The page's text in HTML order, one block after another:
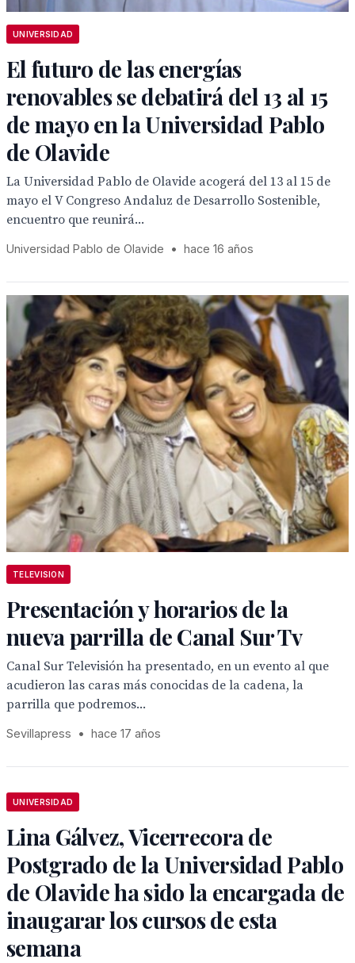
UNIVERSIDAD
El futuro de las energías
renovables se debatirá del 13 al 15
de mayo en la Universidad Pablo
de Olavide
La Universidad Pablo de Olavide acogerá del 13 al 15 de
mayo el V Congreso Andaluz de Desarrollo Sostenible,
encuentro que reunirá...
Universidad Pablo de Olavide • hace 16 años
TELEVISION
Presentación y horarios de la
nueva parrilla de Canal Sur Tv
Canal Sur Televisión ha presentado, en un evento al que
acudieron las caras más conocidas de la cadena, la
parrilla que podremos...
Sevillapress • hace 17 años
UNIVERSIDAD
Lina Gálvez, Vicerrecora de
Postgrado de la Universidad Pablo
de Olavide ha sido la encargada de
inaugarar los cursos de esta
semana